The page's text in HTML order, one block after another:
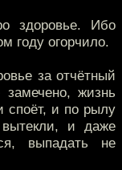
здоровье. Ибо
году огорчило.
за отчётный
жизнь
споёт, и по рылу
вытекли, и даже
выпадать не